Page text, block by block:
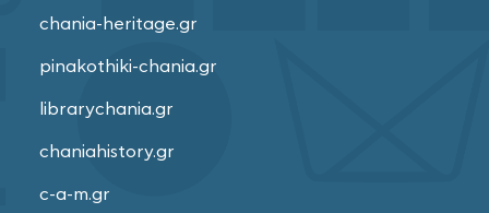
chania-heritage.gr
pinakothiki-chania.gr
librarychania.gr
chaniahistory.gr
c-a-m.gr